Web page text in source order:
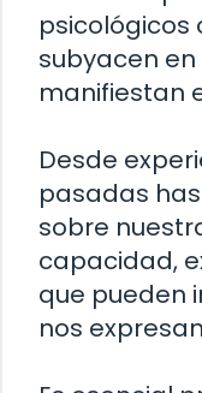
psicológicos
subyacen
manifiestan
Desde
pasadas
sobre
capacidad,
que pueden
nos